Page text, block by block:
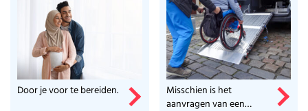
Door je voor te bereiden.
Misschien is het
aanvragen van een